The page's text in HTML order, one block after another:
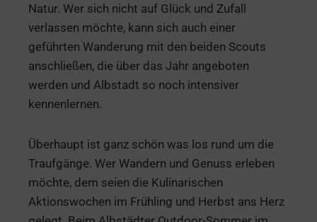
Natur. Wer sich nicht auf Glück und Zufall
verlassen möchte, kann sich auch einer
geführten Wanderung mit den beiden Scouts
anschließen, die über das Jahr angeboten
werden und Albstadt so noch intensiver
kennenlernen.
Überhaupt ist ganz schön was los rund um die
Traufgänge. Wer Wandern und Genuss erleben
möchte, dem seien die Kulinarischen
Aktionswochen im Frühling und Herbst ans Herz